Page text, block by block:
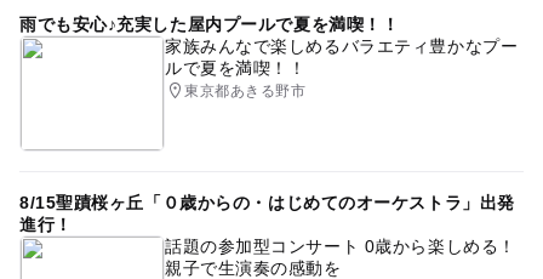
予約ページ
予約はこちらから
雨でも安心♪充実した屋内プールで夏を満喫！！
家族みんなで楽しめるバラエティ豊かなプー
ルで夏を満喫！！
東京都あきる野市
8/15聖蹟桜ヶ丘「０歳からの・はじめてのオーケストラ」出発
進行！
話題の参加型コンサート 0歳から楽しめる！
親子で生演奏の感動を